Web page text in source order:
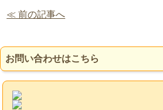
≪ 前の記事へ
お問い合わせはこちら